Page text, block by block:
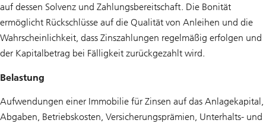
auf dessen Solvenz und Zahlungsbereitschaft. Die Bonität
ermöglicht Rückschlüsse auf die Qualität von Anleihen und die
Wahrscheinlichkeit, dass Zinszahlungen regelmäßig erfolgen und
der Kapitalbetrag bei Fälligkeit zurückgezahlt wird.
Belastung
Aufwendungen einer Immobilie für Zinsen auf das Anlagekapital,
Abgaben, Betriebskosten, Versicherungsprämien, Unterhalts- und